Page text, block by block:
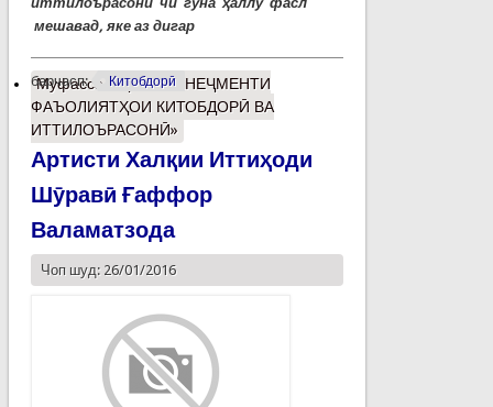
мешавад, яке аз дигар
барчасп: Китобдорӣ
Муфассалтаро «МЕНЕҶМЕНТИ
ФАЪОЛИЯТҲОИ КИТОБДОРӢ ВА
ИТТИЛОЪРАСОНӢ»
Артисти Халқии Иттиҳоди
Шӯравӣ Ғаффор
Валаматзода
Чоп шуд: 26/01/2016